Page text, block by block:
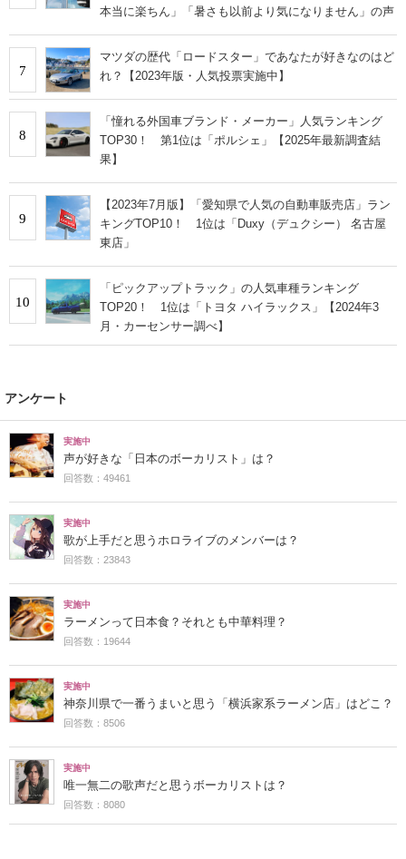
本当に楽ちん」「暑さも以前より気になりません」の声
7
マツダの歴代「ロードスター」であなたが好きなのはど
れ？【2023年版・人気投票実施中】
8
「憧れる外国車ブランド・メーカー」人気ランキング
TOP30！ 第1位は「ポルシェ」【2025年最新調査結
果】
9
【2023年7月版】「愛知県で人気の自動車販売店」ラン
キングTOP10！ 1位は「Duxy（デュクシー） 名古屋
東店」
10
「ピックアップトラック」の人気車種ランキング
TOP20！ 1位は「トヨタ ハイラックス」【2024年3
月・カーセンサー調べ】
アンケート
実施中
声が好きな「日本のボーカリスト」は？
回答数：49461
実施中
歌が上手だと思うホロライブのメンバーは？
回答数：23843
実施中
ラーメンって日本食？それとも中華料理？
回答数：19644
実施中
神奈川県で一番うまいと思う「横浜家系ラーメン店」はどこ？
回答数：8506
実施中
唯一無二の歌声だと思うボーカリストは？
回答数：8080